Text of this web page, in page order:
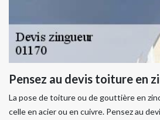
Pensez au devis toiture en
La pose de toiture ou de gouttière en
celle en acier ou en cuivre. Pensez au